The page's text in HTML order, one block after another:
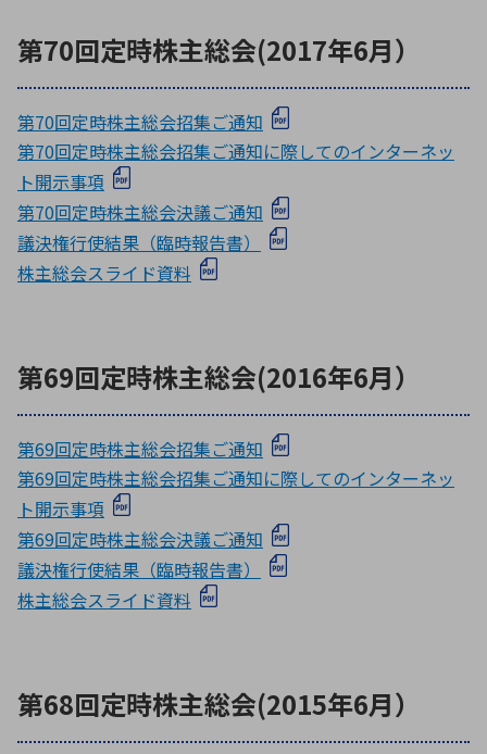
第70回定時株主総会(2017年6月）
第70回定時株主総会招集ご通知
第70回定時株主総会招集ご通知に際してのインターネッ
ト開示事項
第70回定時株主総会決議ご通知
議決権行使結果（臨時報告書）
株主総会スライド資料
第69回定時株主総会(2016年6月）
第69回定時株主総会招集ご通知
第69回定時株主総会招集ご通知に際してのインターネッ
ト開示事項
第69回定時株主総会決議ご通知
議決権行使結果（臨時報告書）
株主総会スライド資料
第68回定時株主総会(2015年6月）